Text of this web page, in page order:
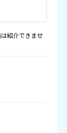
紹介できませ